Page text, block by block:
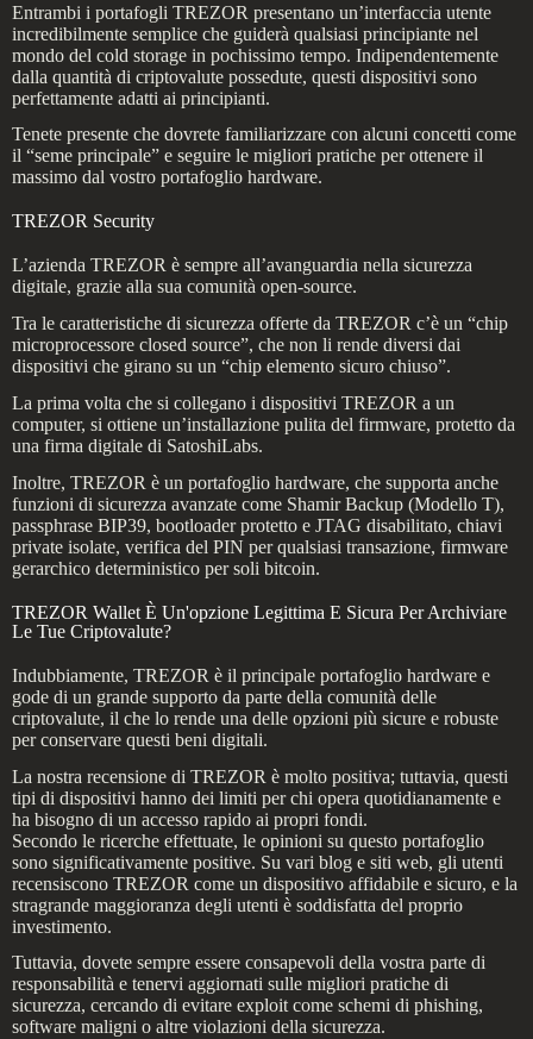
Entrambi i portafogli TREZOR presentano un’interfaccia utente
incredibilmente semplice che guiderà qualsiasi principiante nel
mondo del cold storage in pochissimo tempo. Indipendentemente
dalla quantità di criptovalute possedute, questi dispositivi sono
perfettamente adatti ai principianti.
Tenete presente che dovrete familiarizzare con alcuni concetti come
il “seme principale” e seguire le migliori pratiche per ottenere il
massimo dal vostro portafoglio hardware.
TREZOR Security
L’azienda TREZOR è sempre all’avanguardia nella sicurezza
digitale, grazie alla sua comunità open-source.
Tra le caratteristiche di sicurezza offerte da TREZOR c’è un “chip
microprocessore closed source”, che non li rende diversi dai
dispositivi che girano su un “chip elemento sicuro chiuso”.
La prima volta che si collegano i dispositivi TREZOR a un
computer, si ottiene un’installazione pulita del firmware, protetto da
una firma digitale di SatoshiLabs.
Inoltre, TREZOR è un portafoglio hardware, che supporta anche
funzioni di sicurezza avanzate come Shamir Backup (Modello T),
passphrase BIP39, bootloader protetto e JTAG disabilitato, chiavi
private isolate, verifica del PIN per qualsiasi transazione, firmware
gerarchico deterministico per soli bitcoin.
TREZOR Wallet È Un'opzione Legittima E Sicura Per Archiviare
Le Tue Criptovalute?
Indubbiamente, TREZOR è il principale portafoglio hardware e
gode di un grande supporto da parte della comunità delle
criptovalute, il che lo rende una delle opzioni più sicure e robuste
per conservare questi beni digitali.
La nostra recensione di TREZOR è molto positiva; tuttavia, questi
tipi di dispositivi hanno dei limiti per chi opera quotidianamente e
ha bisogno di un accesso rapido ai propri fondi.
Secondo le ricerche effettuate, le opinioni su questo portafoglio
sono significativamente positive. Su vari blog e siti web, gli utenti
recensiscono TREZOR come un dispositivo affidabile e sicuro, e la
stragrande maggioranza degli utenti è soddisfatta del proprio
investimento.
Tuttavia, dovete sempre essere consapevoli della vostra parte di
responsabilità e tenervi aggiornati sulle migliori pratiche di
sicurezza, cercando di evitare exploit come schemi di phishing,
software maligni o altre violazioni della sicurezza.